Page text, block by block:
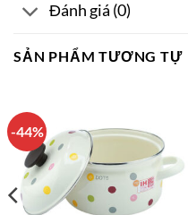
Đánh giá (0)
SẢN PHẨM TƯƠNG TỰ
-44%